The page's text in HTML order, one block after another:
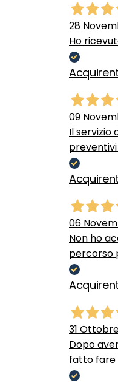
28
Ho
09
Il servizio
06
Non ho
percorso
31
Dopo
fatto fare